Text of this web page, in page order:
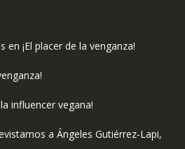
en ¡El placer de la venganza!
influencer vegana!
a Ángeles Gutiérrez-Lapi,